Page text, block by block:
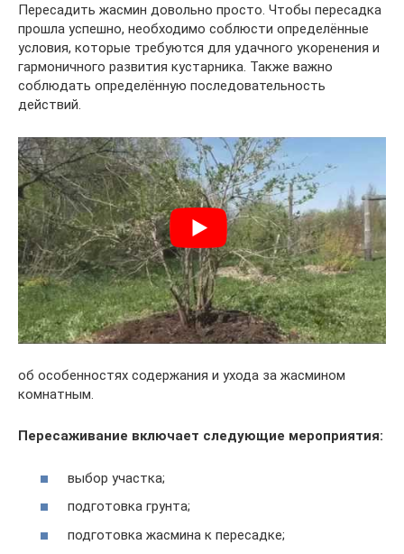
Пересадить жасмин довольно просто. Чтобы пересадка
прошла успешно, необходимо соблюсти определённые
условия, которые требуются для удачного укоренения и
гармоничного развития кустарника. Также важно
соблюдать определённую последовательность
действий.
об особенностях содержания и ухода за жасмином
комнатным.
Пересаживание включает следующие мероприятия:
выбор участка;
подготовка грунта;
подготовка жасмина к пересадке;